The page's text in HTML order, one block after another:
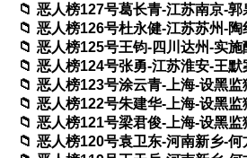
恶人榜127号葛长青-江苏南京-郭
恶人榜126号杜永健-江苏苏州-陶
恶人榜125号王钧-四川达州-实施
恶人榜124号张勇-江苏淮安-王默
恶人榜123号涂云青-上海-设黑监
恶人榜122号朱建华-上海-设黑监
恶人榜121号梁君俊-上海-设黑监
恶人榜120号袁卫东-河南新乡-何